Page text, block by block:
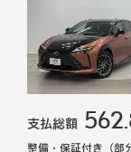
支払総額
整備・保証付き（部